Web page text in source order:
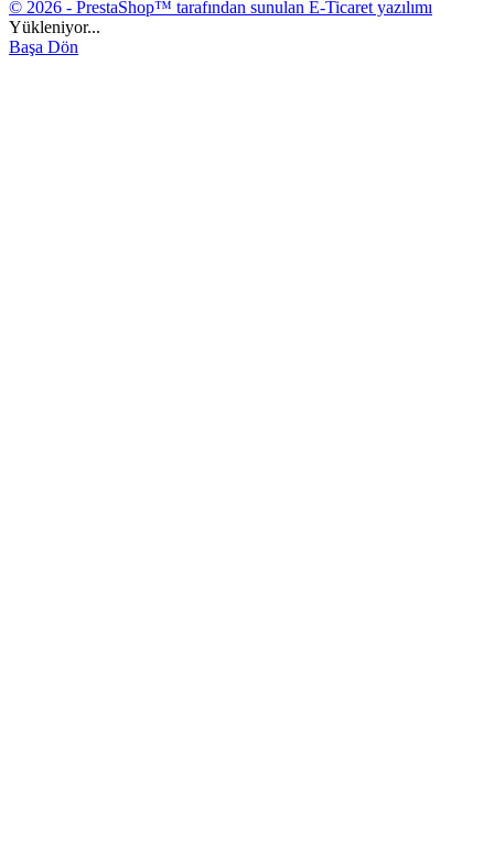
© 2026 - PrestaShop™ tarafından sunulan E-Ticaret yazılımı
Yükleniyor...
Başa Dön